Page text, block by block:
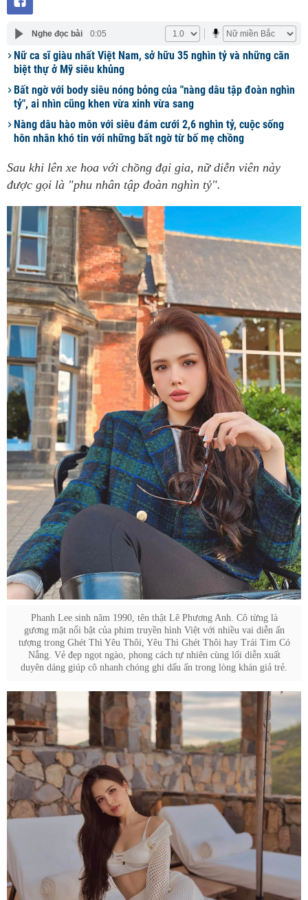
Nghe đọc bài 0:05
Nữ ca sĩ giàu nhất Việt Nam, sở hữu 35 nghìn tỷ và những căn
biệt thự ở Mỹ siêu khủng
Bất ngờ với body siêu nóng bỏng của "nàng dâu tập đoàn nghìn
tỷ", ai nhìn cũng khen vừa xinh vừa sang
Nàng dâu hào môn với siêu đám cưới 2,6 nghìn tỷ, cuộc sống
hôn nhân khó tin với những bất ngờ từ bố mẹ chồng
Sau khi lên xe hoa với chồng đại gia, nữ diễn viên này
được gọi là "phu nhân tập đoàn nghìn tỷ".
Phanh Lee sinh năm 1990, tên thật Lê Phương Anh. Cô từng là
gương mặt nổi bật của phim truyền hình Việt với nhiều vai diễn ấn
tượng trong Ghét Thì Yêu Thôi, Yêu Thì Ghét Thôi hay Trái Tim Có
Nắng. Vẻ đẹp ngọt ngào, phong cách tự nhiên cùng lối diễn xuất
duyên dáng giúp cô nhanh chóng ghi dấu ấn trong lòng khán giả trẻ.